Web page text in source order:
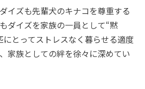
イズも先輩犬のキナコを尊重する
ダイズを家族の一員として“黙
とってストレスなく暮らせる適度
家族としての絆を徐々に深めてい